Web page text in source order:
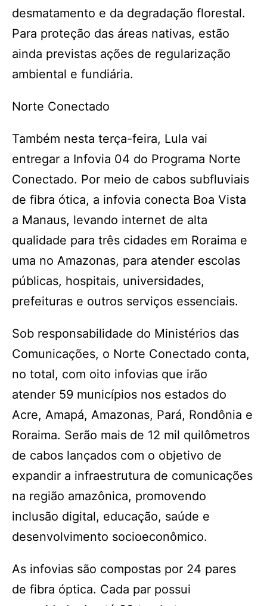
desmatamento e da degradação florestal.
Para proteção das áreas nativas, estão
ainda previstas ações de regularização
ambiental e fundiária.
Norte Conectado
Também nesta terça-feira, Lula vai
entregar a Infovia 04 do Programa Norte
Conectado. Por meio de cabos subfluviais
de fibra ótica, a infovia conecta Boa Vista
a Manaus, levando internet de alta
qualidade para três cidades em Roraima e
uma no Amazonas, para atender escolas
públicas, hospitais, universidades,
prefeituras e outros serviços essenciais.
Sob responsabilidade do Ministérios das
Comunicações, o Norte Conectado conta,
no total, com oito infovias que irão
atender 59 municípios nos estados do
Acre, Amapá, Amazonas, Pará, Rondônia e
Roraima. Serão mais de 12 mil quilômetros
de cabos lançados com o objetivo de
expandir a infraestrutura de comunicações
na região amazônica, promovendo
inclusão digital, educação, saúde e
desenvolvimento socioeconômico.
As infovias são compostas por 24 pares
de fibra óptica. Cada par possui